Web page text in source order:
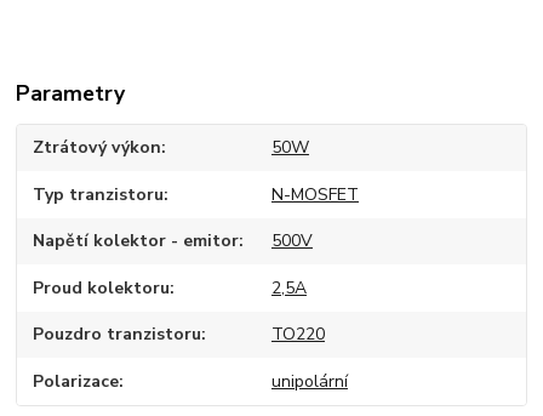
Parametry
Ztrátový výkon 50W
Typ tranzistoru N-MOSFET
Napětí kolektor - emitor 500V
Proud kolektoru 2,5A
Pouzdro tranzistoru TO220
Polarizace unipolární